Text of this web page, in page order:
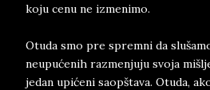
koju cenu ne izmenimo.
Otuda smo pre spremni da
neupućenih razmenjuju svoja
jedan upićeni saopštava. Otuda,